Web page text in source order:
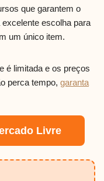
que garantem o
escolha para
um único item.
é limitada e os preços
perca tempo, garanta
Livre